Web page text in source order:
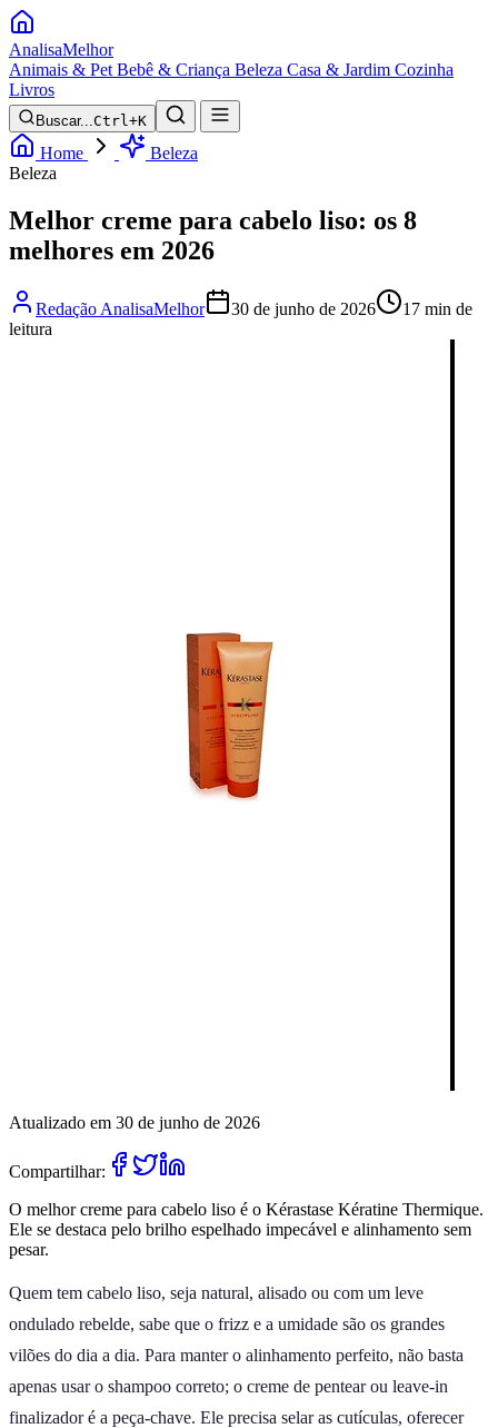
AnalisaMelhor
Animais & Pet Bebê & Criança Beleza Casa & Jardim Cozinha
Livros
Buscar...Ctrl+K
Home
Beleza
Beleza
Melhor creme para cabelo liso: os 8
melhores em 2026
Redação AnalisaMelhor 30 de junho de 2026
17 min de
leitura
Atualizado em 30 de junho de 2026
Compartilhar:
O melhor creme para cabelo liso é o Kérastase Kératine Thermique.
Ele se destaca pelo brilho espelhado impecável e alinhamento sem
pesar.
Quem tem cabelo liso, seja natural, alisado ou com um leve
ondulado rebelde, sabe que o frizz e a umidade são os grandes
vilões do dia a dia. Para manter o alinhamento perfeito, não basta
apenas usar o shampoo correto; o creme de pentear ou leave-in
finalizador é a peça-chave. Ele precisa selar as cutículas, oferecer